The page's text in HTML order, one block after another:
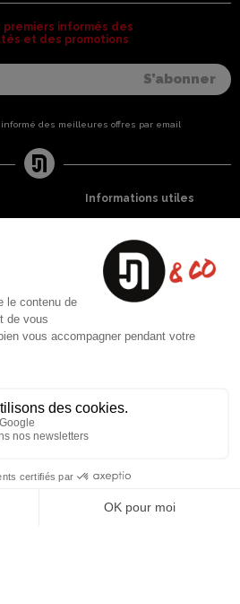
premiers informés des
et des promotions
des meilleures offres par email
Informations utiles
Garantie satisfaction
Paiement sécurisé
Plan du site
Blog
A propos
Contactez-nous
Web-design